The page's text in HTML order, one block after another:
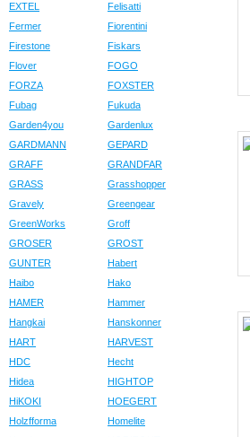
EXTEL
Felisatti
Fermer
Fiorentini
Firestone
Fiskars
Flover
FOGO
FORZA
FOXSTER
Fubag
Fukuda
Garden4you
Gardenlux
GARDMANN
GEPARD
GRAFF
GRANDFAR
GRASS
Grasshopper
Gravely
Greengear
GreenWorks
Groff
GROSER
GROST
GUNTER
Habert
Haibo
Hako
HAMER
Hammer
Hangkai
Hanskonner
HART
HARVEST
HDC
Hecht
Hidea
HIGHTOP
HiKOKI
HOEGERT
Holzfforma
Homelite